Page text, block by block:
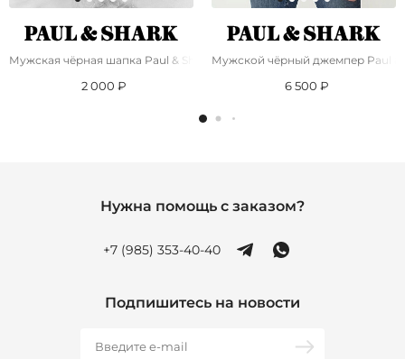
Мужская чёрная шапка Paul & Shark wool ribbed
2 000 ₽
Мужской чёрный джемпер Paul &
6 500 ₽
Нужна помощь с заказом?
+7 (985) 353-40-40
Подпишитесь на новости